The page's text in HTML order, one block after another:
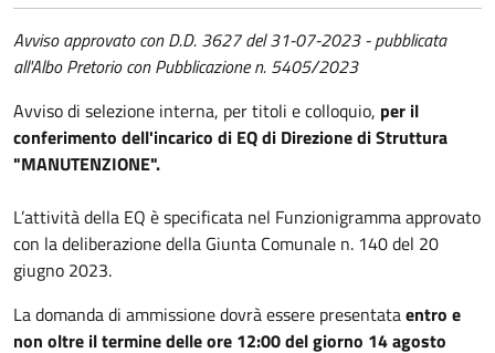
Avviso approvato con D.D. 3627 del 31-07-2023 - pubblicata
all'Albo Pretorio con Pubblicazione n. 5405/2023
Avviso di selezione interna, per titoli e colloquio, per il
conferimento dell'incarico di EQ di Direzione di Struttura
"MANUTENZIONE".
L’attività della EQ è specificata nel Funzionigramma approvato
con la deliberazione della Giunta Comunale n. 140 del 20
giugno 2023.
La domanda di ammissione dovrà essere presentataentro e
non oltre il termine delle ore 12:00 del giorno 14 agosto